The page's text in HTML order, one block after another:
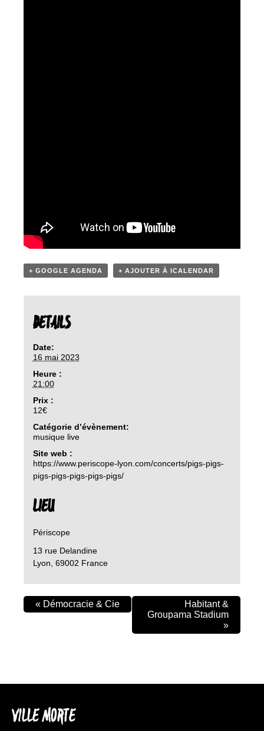
+ GOOGLE AGENDA + AJOUTER À ICALENDAR
DETAILS
Date:
16 mai 2023
Heure :
21:00
Prix :
12€
Catégorie d’évènement:
musique live
Site web :
https://www.periscope-lyon.com/concerts/pigs-pigs-
pigs-pigs-pigs-pigs-pigs/
LIEU
Périscope
13 rue Delandine
Lyon 69002 France
« Démocracie & Cie
Habitant &
Groupama Stadium
»
VILLE MORTE